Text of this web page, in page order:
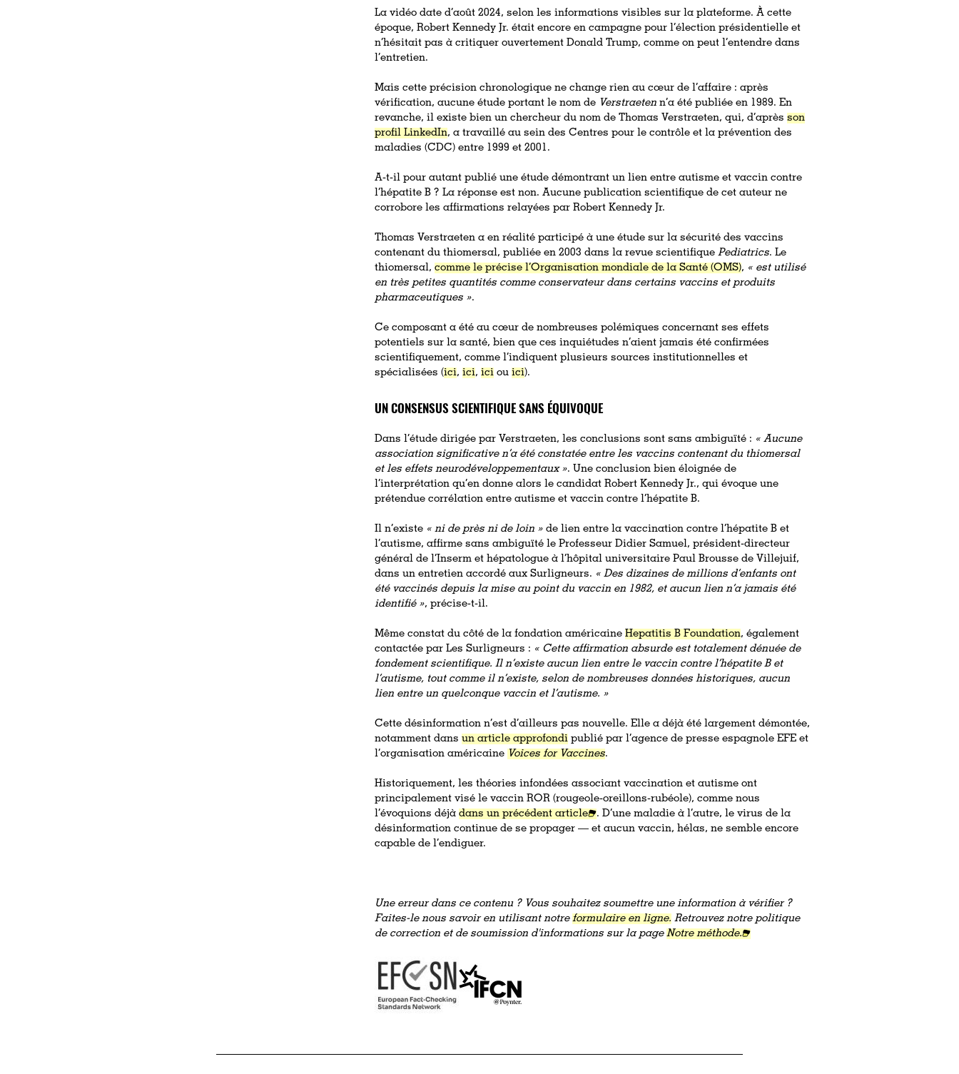
La vidéo date d’août 2024, selon les informations visibles sur la plateforme. À cette
époque, Robert Kennedy Jr. était encore en campagne pour l’élection présidentielle et
n’hésitait pas à critiquer ouvertement Donald Trump, comme on peut l’entendre dans
l’entretien.
Mais cette précision chronologique ne change rien au cœur de l’affaire : après
vérification, aucune étude portant le nom de Verstraeten n’a été publiée en 1989. En
revanche, il existe bien un chercheur du nom de Thomas Verstraeten, qui, d’aprèsson
profil LinkedIn, a travaillé au sein des Centres pour le contrôle et la prévention des
maladies (CDC) entre 1999 et 2001.
A-t-il pour autant publié une étude démontrant un lien entre autisme et vaccin contre
l’hépatite B ? La réponse est non. Aucune publication scientifique de cet auteur ne
corrobore les affirmations relayées par Robert Kennedy Jr.
Thomas Verstraeten a en réalité participé à une étude sur la sécurité des vaccins
contenant du thiomersal, publiée en 2003 dans la revue scientifiquePediatrics. Le
thiomersal,comme le précise l’Organisation mondiale de la Santé (OMS), « est utilisé
en très petites quantités comme conservateur dans certains vaccins et produits
pharmaceutiques ».
Ce composant a été au cœur de nombreuses polémiques concernant ses effets
potentiels sur la santé, bien que ces inquiétudes n’aient jamais été confirmées
scientifiquement, comme l’indiquent plusieurs sources institutionnelles et
spécialisées (ici,ici,ici ouici).
UN CONSENSUS SCIENTIFIQUE SANS ÉQUIVOQUE
Dans l’étude dirigée par Verstraeten, les conclusions sont sans ambiguïté : « Aucune
association significative n’a été constatée entre les vaccins contenant du thiomersal
et les effets neurodéveloppementaux ». Une conclusion bien éloignée de
l’interprétation qu’en donne alors le candidat Robert Kennedy Jr., qui évoque une
prétendue corrélation entre autisme et vaccin contre l’hépatite B.
Il n’existe « ni de près ni de loin » de lien entre la vaccination contre l’hépatite B et
l’autisme, affirme sans ambiguïté le Professeur Didier Samuel, président-directeur
général de l’Inserm et hépatologue à l’hôpital universitaire Paul Brousse de Villejuif,
dans un entretien accordé aux Surligneurs. « Des dizaines de millions d’enfants ont
été vaccinés depuis la mise au point du vaccin en 1982, et aucun lien n’a jamais été
identifié », précise-t-il.
Même constat du côté de la fondation américaineHepatitis B Foundation, également
contactée par Les Surligneurs : « Cette affirmation absurde est totalement dénuée de
fondement scientifique. Il n’existe aucun lien entre le vaccin contre l’hépatite B et
l’autisme, tout comme il n’existe, selon de nombreuses données historiques, aucun
lien entre un quelconque vaccin et l’autisme. »
Cette désinformation n’est d’ailleurs pas nouvelle. Elle a déjà été largement démontée,
notamment dansun article approfondi publié par l’agence de presse espagnole EFE et
l’organisation américaine Voices for Vaccines.
Historiquement, les théories infondées associant vaccination et autisme ont
principalement visé le vaccin ROR (rougeole-oreillons-rubéole), comme nous
l’évoquions déjàdans un précédent article
. D’une maladie à l’autre, le virus de la
désinformation continue de se propager — et aucun vaccin, hélas, ne semble encore
capable de l’endiguer.
Une erreur dans ce contenu ? Vous souhaitez soumettre une information à vérifier ?
Faites-le nous savoir en utilisant notreformulaire en ligne. Retrouvez notre politique
de correction et de soumission d'informations sur la pageNotre méthode.